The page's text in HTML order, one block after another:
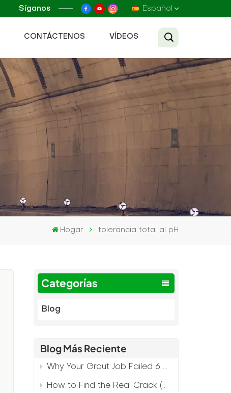
Síganos Español
Français
Русский
CONTÁCTENOS VÍDEOS
Hogar tolerancia total al pH
Categorías
Blog
Blog Más Reciente
Why Your Grout Job Failed 6 Months Later (And How to Prevent It)
How to Find the Real Crack (Because What You See Isn't Always the Source)